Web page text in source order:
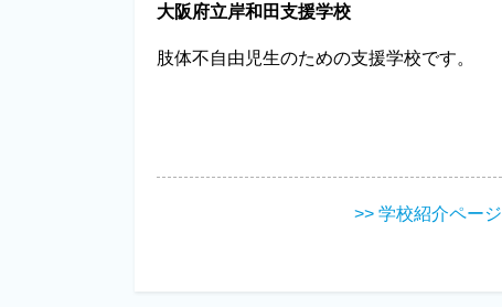
大阪府立岸和田支援学校
肢体不自由児生のための支援学校です。
>> 学校紹介ページ